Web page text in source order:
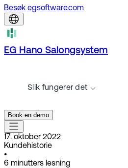
Besøk egsoftware.com
EG Hano Salongsystem
Slik fungerer det
Book en demo
17. oktober 2022
Kundehistorie
•
6 minutters lesning